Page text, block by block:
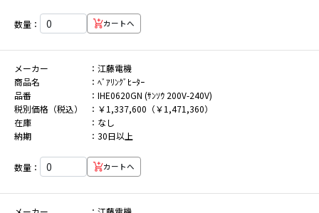
数量： カートへ
メーカー
江藤電機
商品名
ﾍﾞｱﾘﾝｸﾞﾋｰﾀｰ
品番
IHE0620GN (ｻﾝｿｳ 200V-240V)
税別価格（税込）
￥1,337,600（￥1,471,360）
在庫
なし
納期
30日以上
数量： カートへ